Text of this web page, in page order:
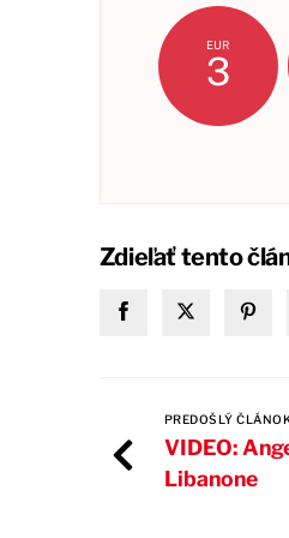
EUR
3
Zdieľať tento
PREDOŠLÝ
VIDEO:
Libanone